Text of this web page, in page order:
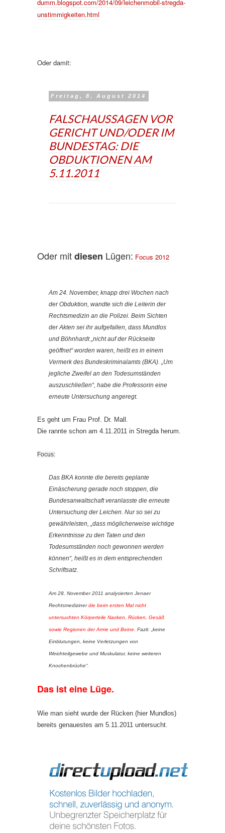
dumm.blogspot.com/2014/09/leichenmobil-stregda-
unstimmigkeiten.html
Oder damit:
Freitag, 8. August 2014
FALSCHAUSSAGEN VOR
GERICHT UND/ODER IM
BUNDESTAG: DIE
OBDUKTIONEN AM
5.11.2011
Oder mitdiesen Lügen: Focus 2012
Am 24. November, knapp drei Wochen nach
der Obduktion, wandte sich die Leiterin der
Rechtsmedizin an die Polizei. Beim Sichten
der Akten sei ihr aufgefallen, dass Mundlos
und Böhnhardt „nicht auf der Rückseite
geöffnet“ worden waren, heißt es in einem
Vermerk des Bundeskriminalamts (BKA). „Um
jegliche Zweifel an den Todesumständen
auszuschließen“, habe die Professorin eine
erneute Untersuchung angeregt.
Es geht um Frau Prof. Dr. Mall.
Die rannte schon am 4.11.2011 in Stregda herum.
Focus:
Das BKA konnte die bereits geplante
Einäscherung gerade noch stoppen, die
Bundesanwaltschaft veranlasste die erneute
Untersuchung der Leichen. Nur so sei zu
gewährleisten, „dass möglicherweise wichtige
Erkenntnisse zu den Taten und den
Todesumständen noch gewonnen werden
können“, heißt es in dem entsprechenden
Schriftsatz.
Am 28. November 2011 analysierten Jenaer
Rechtsmediziner die beim ersten Mal nicht
untersuchten Körperteile Nacken, Rücken, Gesäß
sowie Regionen der Arme und Beine. Fazit: „keine
Einblutungen, keine Verletzungen von
Weichteilgewebe und Muskulatur, keine weiteren
Knochenbrüche“.
Das ist eine Lüge.
Wie man sieht wurde der Rücken (hier Mundlos)
bereits genauestes am 5.11.2011 untersucht.